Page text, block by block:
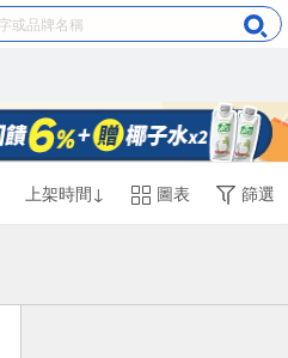
上架時間↓ 圖表 篩選